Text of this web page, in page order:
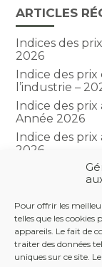
Pour offrir les
telles que les
appareils. Le fait de
traiter des données
uniques sur ce site.
ARTICLES
Indices des
2026
Indice des
l’industrie –
Indice des
Année 2026
Indice des
2026
Indice du